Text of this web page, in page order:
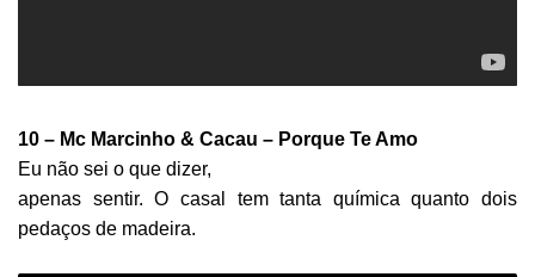
10 – Mc Marcinho & Cacau – Porque Te Amo
Eu não sei o que dizer,
apenas sentir. O casal tem tanta química quanto dois
pedaços de madeira.